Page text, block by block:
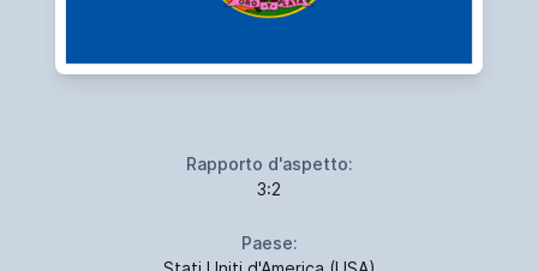
Rapporto d'aspetto:
3:2
Paese: